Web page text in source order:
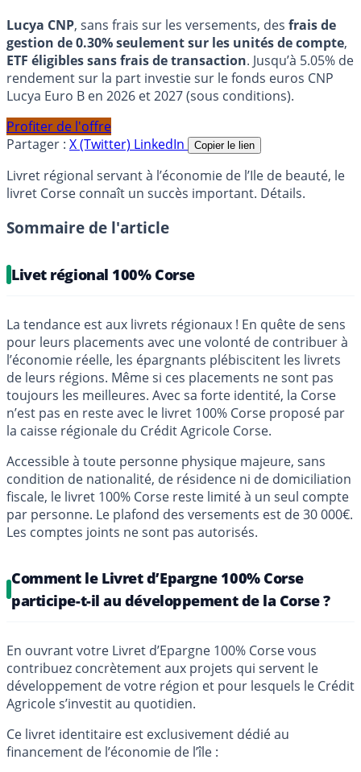
Lucya CNP, sans frais sur les versements, des frais de
gestion de 0.30% seulement sur les unités de compte,
ETF éligibles sans frais de transaction. Jusqu’à 5.05% de
rendement sur la part investie sur le fonds euros CNP
Lucya Euro B en 2026 et 2027 (sous conditions).
Profiter de l'offre
Partager : X (Twitter) LinkedIn Copier le lien
Livret régional servant à l’économie de l’Ile de beauté, le
livret Corse connaît un succès important. Détails.
Sommaire de l'article
Livet régional 100% Corse
La tendance est aux livrets régionaux ! En quête de sens
pour leurs placements avec une volonté de contribuer à
l’économie réelle, les épargnants plébiscitent les livrets
de leurs régions. Même si ces placements ne sont pas
toujours les meilleures. Avec sa forte identité, la Corse
n’est pas en reste avec le livret 100% Corse proposé par
la caisse régionale du Crédit Agricole Corse.
Accessible à toute personne physique majeure, sans
condition de nationalité, de résidence ni de domiciliation
fiscale, le livret 100% Corse reste limité à un seul compte
par personne. Le plafond des versements est de 30 000€.
Les comptes joints ne sont pas autorisés.
Comment le Livret d’Epargne 100% Corse
participe-t-il au développement de la Corse ?
En ouvrant votre Livret d’Epargne 100% Corse vous
contribuez concrètement aux projets qui servent le
développement de votre région et pour lesquels le Crédit
Agricole s’investit au quotidien.
Ce livret identitaire est exclusivement dédié au
financement de l’économie de l’île :